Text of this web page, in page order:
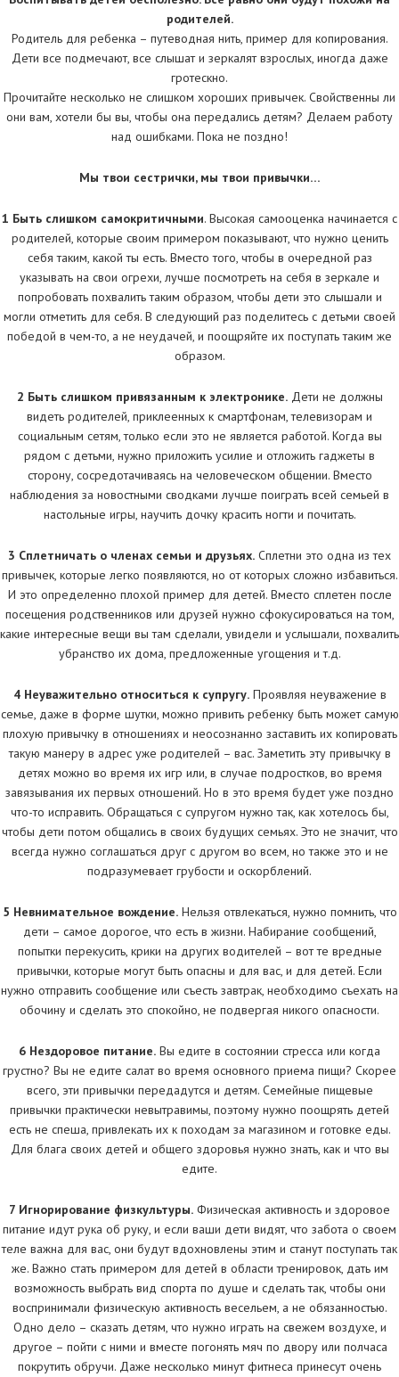
родителей.
Родитель для ребенка – путеводная нить, пример для копирования.
Дети все подмечают, все слышат и зеркалят взрослых, иногда даже
гротескно.
Прочитайте несколько не слишком хороших привычек. Свойственны ли
они вам, хотели бы вы, чтобы она передались детям? Делаем работу
над ошибками. Пока не поздно!
Мы твои сестрички, мы твои привычки…
1 Быть слишком самокритичными. Высокая самооценка начинается с
родителей, которые своим примером показывают, что нужно ценить
себя таким, какой ты есть. Вместо того, чтобы в очередной раз
указывать на свои огрехи, лучше посмотреть на себя в зеркале и
попробовать похвалить таким образом, чтобы дети это слышали и
могли отметить для себя. В следующий раз поделитесь с детьми своей
победой в чем-то, а не неудачей, и поощряйте их поступать таким же
образом.
2 Быть слишком привязанным к электронике.Дети не должны
видеть родителей, приклеенных к смартфонам, телевизорам и
социальным сетям, только если это не является работой. Когда вы
рядом с детьми, нужно приложить усилие и отложить гаджеты в
сторону, сосредотачиваясь на человеческом общении. Вместо
наблюдения за новостными сводками лучше поиграть всей семьей в
настольные игры, научить дочку красить ногти и почитать.
3 Сплетничать о членах семьи и друзьях. Сплетни это одна из тех
привычек, которые легко появляются, но от которых сложно избавиться.
И это определенно плохой пример для детей. Вместо сплетен после
посещения родственников или друзей нужно сфокусироваться на том,
какие интересные вещи вы там сделали, увидели и услышали, похвалить
убранство их дома, предложенные угощения и т.д.
4 Неуважительно относиться к супругу.Проявляя неуважение в
семье, даже в форме шутки, можно привить ребенку быть может самую
плохую привычку в отношениях и неосознанно заставить их копировать
такую манеру в адрес уже родителей – вас. Заметить эту привычку в
детях можно во время их игр или, в случае подростков, во время
завязывания их первых отношений. Но в это время будет уже поздно
что-то исправить. Обращаться с супругом нужно так, как хотелось бы,
чтобы дети потом общались в своих будущих семьях. Это не значит, что
всегда нужно соглашаться друг с другом во всем, но также это и не
подразумевает грубости и оскорблений.
5 Невнимательное вождение.Нельзя отвлекаться, нужно помнить, что
дети – самое дорогое, что есть в жизни. Набирание сообщений,
попытки перекусить, крики на других водителей – вот те вредные
привычки, которые могут быть опасны и для вас, и для детей. Если
нужно отправить сообщение или съесть завтрак, необходимо съехать на
обочину и сделать это спокойно, не подвергая никого опасности.
6 Нездоровое питание. Вы едите в состоянии стресса или когда
грустно? Вы не едите салат во время основного приема пищи? Скорее
всего, эти привычки передадутся и детям. Семейные пищевые
привычки практически невытравимы, поэтому нужно поощрять детей
есть не спеша, привлекать их к походам за магазином и готовке еды.
Для блага своих детей и общего здоровья нужно знать, как и что вы
едите.
7 Игнорирование физкультуры. Физическая активность и здоровое
питание идут рука об руку, и если ваши дети видят, что забота о своем
теле важна для вас, они будут вдохновлены этим и станут поступать так
же. Важно стать примером для детей в области тренировок, дать им
возможность выбрать вид спорта по душе и сделать так, чтобы они
воспринимали физическую активность весельем, а не обязанностью.
Одно дело – сказать детям, что нужно играть на свежем воздухе, и
другое – пойти с ними и вместе погонять мяч по двору или полчаса
покрутить обручи. Даже несколько минут фитнеса принесут очень